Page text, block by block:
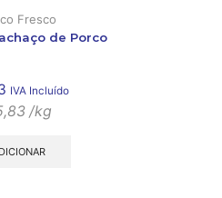
Fresco
de Porco
IVA Incluído
/kg